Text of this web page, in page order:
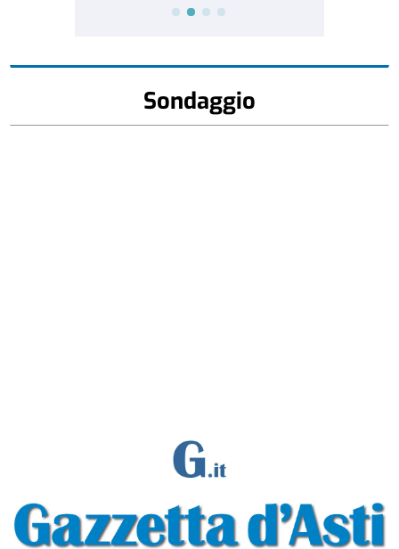
Sondaggio